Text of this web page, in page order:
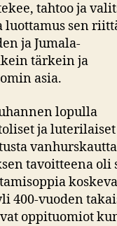
tahtoo ja
luottamus sen
ja Jumala-
tärkein ja
asia.
lopulla
ja
tavoitteena oli
400-vuoden
oppituomiot